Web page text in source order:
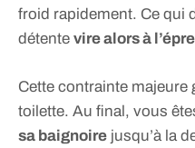
froid rapidement. Ce qui
détente vire alors à
Cette contrainte majeure
toilette. Au final, vous
sa baignoire jusqu’à la